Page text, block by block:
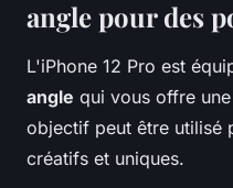
angle pour des
L'iPhone 12 Pro est
angle qui vous offre
objectif peut être utilisé
créatifs et uniques.